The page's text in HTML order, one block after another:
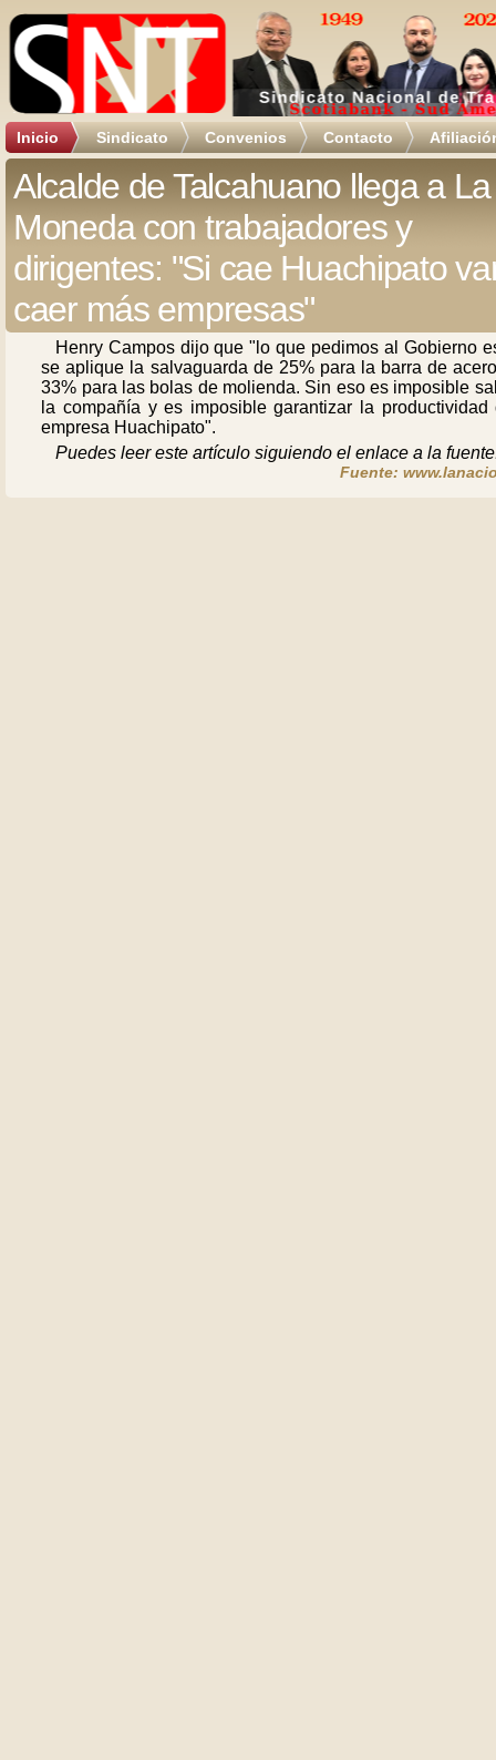
Inicio Sindicato Convenios Contacto
Alcalde de Talcahuano llega a La
Moneda con trabajadores y
dirigentes: "Si cae Huachipato
caer más empresas"
Henry Campos dijo que "lo que pedimos al Gobierno
se aplique la salvaguarda de 25% para la barra de
33% para las bolas de molienda. Sin eso es imposible
la compañía y es imposible garantizar la productividad
empresa Huachipato".
Puedes leer este artículo siguiendo el enlace a la
Fuente: